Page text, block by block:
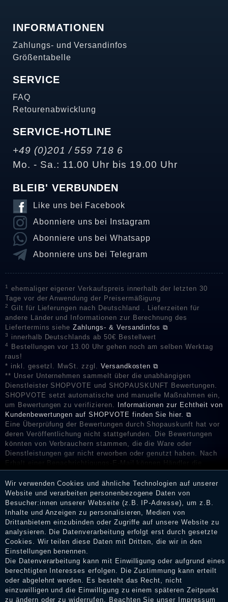
INFORMATIONEN
Zahlungs- und Versandinfos
Größentabelle
SERVICE
FAQ
Retourenabwicklung
SERVICE-HOTLINE
+49 (0)201 / 559 718 6
Mo. - Sa.: 11.00 Uhr bis 19.00 Uhr
BLEIB' VERBUNDEN
Like uns bei Facebook
Abonniere uns bei Instagram
Abonniere uns bei Whatsapp
Abonniere uns bei Telegram
1
ehemaliger eigener Verkaufspreis innerhalb der letzten 30
Tage vor der Anwendung der Preisermäßigung
2
Gilt für Lieferungen nach Deutschland . Lieferzeiten für
andere Länder und Informationen zur Berechnung des
Liefertermins sieheZahlungs- & Versandinfos ⧉
3 innerhalb Deutschlands ab 50€ Bestellwert
4
Bestellungen vor 13.00 Uhr gehen noch am selben Werktag
raus!
* inkl. gesetzl. MwSt. zzgl. Versandkosten ⧉
** Unser Unternehmen sammelt über die unabhängigen
Dienstleister SHOPVOTE und SHOPAUSKUNFT Bewertungen.
SHOPVOTE setzt automatische und manuelle Maßnahmen ein,
um Bewertungen zu verifizieren.
Informationen zur Echtheit von
Kundenbewertungen auf SHOPVOTE finden Sie hier. ⧉
Eine Überprüfung der Bewertungen durch Shopauskunft hat vor
deren Veröffentlichung nicht stattgefunden. Die Bewertungen
könnten von Verbrauchern stammen, die die Ware oder
Dienstleistungen gar nicht erworben oder genutzt haben. Nach
Erhalt einer Benachrichtigungs-E-Mail können Händler die
Bewertungen verifizieren und über die erfolgte Verifizierung im
Shop informieren.
Impressum
Daten­schutz­erklärung
AGB
Wir verwenden Cookies und ähnliche Technologien auf unserer
Website und verarbeiten personenbezogene Daten von
Besucher:innen unserer Webseite (z.B. IP-Adresse), um z.B.
Inhalte und Anzeigen zu personalisieren, Medien von
Drittanbietern einzubinden oder Zugriffe auf unsere Website zu
analysieren. Die Datenverarbeitung erfolgt erst durch gesetzte
Cookies. Wir teilen diese Daten mit Dritten, die wir in den
Einstellungen benennen.
Die Datenverarbeitung kann mit Einwilligung oder aufgrund eines
berechtigten Interesses erfolgen. Die Zustimmung kann erteilt
oder abgelehnt werden. Es besteht das Recht, nicht
einzuwilligen und die Einwilligung zu einem späteren Zeitpunkt
zu ändern oder zu widerrufen. Beachten Sie unser
Impressum